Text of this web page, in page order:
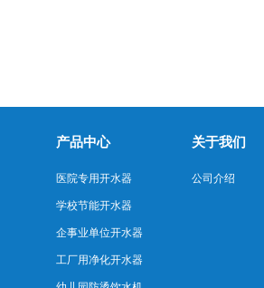
产品中心
医院专用开水器
学校节能开水器
企事业单位开水器
工厂用净化开水器
关于我们
公司介绍